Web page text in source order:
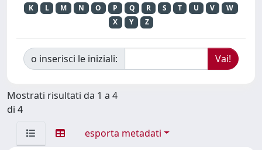
K
L M N O P Q R S T U V
W
X
Y Z
o inserisci le iniziali:
Mostrati risultati da 1 a 4
di 4
esporta metadati